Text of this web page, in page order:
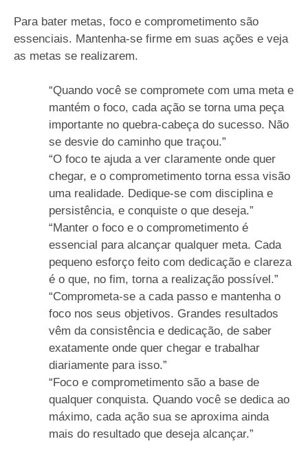
Para bater metas, foco e comprometimento são
essenciais. Mantenha-se firme em suas ações e veja
as metas se realizarem.
“Quando você se compromete com uma meta e
mantém o foco, cada ação se torna uma peça
importante no quebra-cabeça do sucesso. Não
se desvie do caminho que traçou.”
“O foco te ajuda a ver claramente onde quer
chegar, e o comprometimento torna essa visão
uma realidade. Dedique-se com disciplina e
persistência, e conquiste o que deseja.”
“Manter o foco e o comprometimento é
essencial para alcançar qualquer meta. Cada
pequeno esforço feito com dedicação e clareza
é o que, no fim, torna a realização possível.”
“Comprometa-se a cada passo e mantenha o
foco nos seus objetivos. Grandes resultados
vêm da consistência e dedicação, de saber
exatamente onde quer chegar e trabalhar
diariamente para isso.”
“Foco e comprometimento são a base de
qualquer conquista. Quando você se dedica ao
máximo, cada ação sua se aproxima ainda
mais do resultado que deseja alcançar.”